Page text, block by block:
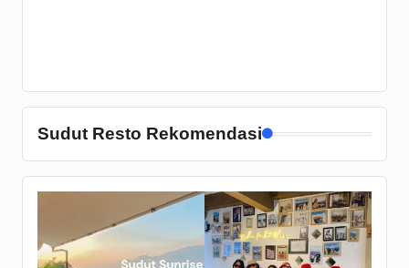
Sudut Resto Rekomendasi